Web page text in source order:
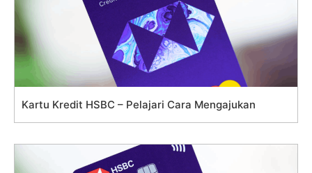
Kartu Kredit HSBC – Pelajari Cara Mengajukan